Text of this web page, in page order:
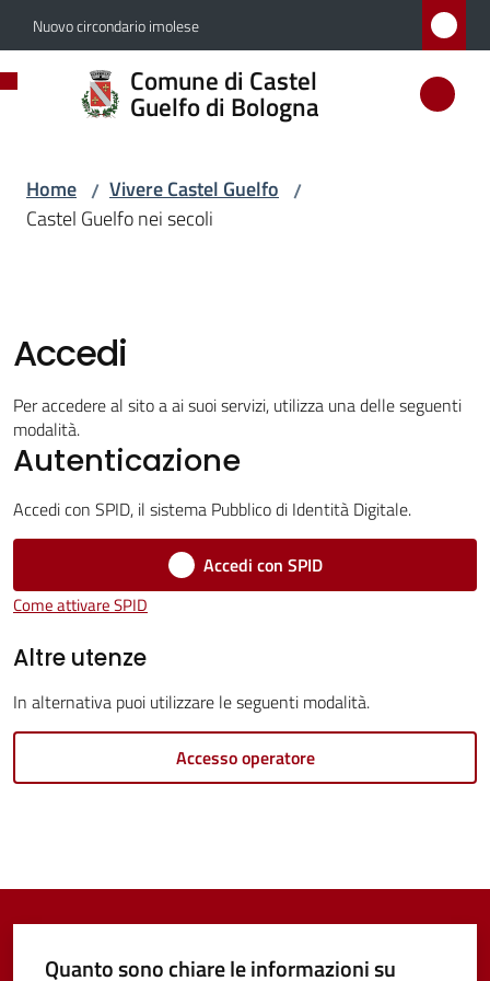
Vai al contenuto
Vai alla navigazione
Vai al footer
Nuovo circondario imolese
Comune di Castel
Guelfo di Bologna
Comune
di
di
Bologna
Amministrazione
Novità
Servizi
Guelfo
Menu selezionato
online
Home / Vivere Castel Guelfo /
Castel Guelfo nei secoli
Accedi
Per accedere al sito a ai suoi servizi, utilizza una delle seguenti
modalità.
Autenticazione
Accedi con SPID, il sistema Pubblico di Identità Digitale.
Accedi con SPID
Come attivare SPID
Altre utenze
In alternativa puoi utilizzare le seguenti modalità.
Accesso operatore
Quanto sono chiare le informazioni su